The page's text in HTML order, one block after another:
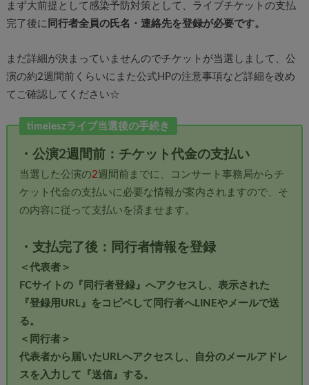
まず大前提として感染予防対策として、ライブチケットの支払
完了後に 同行者全員の氏名・連絡先を登録が必要です。
まだ詳細が決まっていませんのでチケットが当選しまして、公
演の約2週間前くらいにまた公式HPの注意事項など詳細を改め
てご確認してください☆
timeleszライブ当選後の手続き
・公演2週間前：チケット代金の支払い
当選した公演の2週間前までに、コンサート事務局からチ
ケット代金の支払いに必要な情報が案内されますので、そ
の内容に従って支払いを済ませます。
・支払完了後：同行者情報を登録
＜代表者＞
FCサイトの『同行者登録』へアクセスし、表示された
『登録用URL』をコピペして同行者へLINEやメールで送
る。
＜同行者＞
代表者から届いたURLへアクセスし、自分のメールアドレ
スを入力して『送信』する。